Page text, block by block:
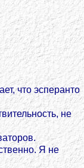
что эсперанто
не
Я не